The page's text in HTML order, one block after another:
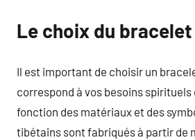
Le choix du
Il est important de choisir un
correspond à vos besoins
fonction des matériaux et des
tibétains sont fabriqués à partir de